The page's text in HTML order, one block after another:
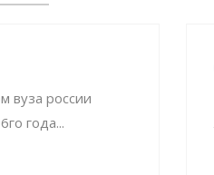
вуза россии
года...